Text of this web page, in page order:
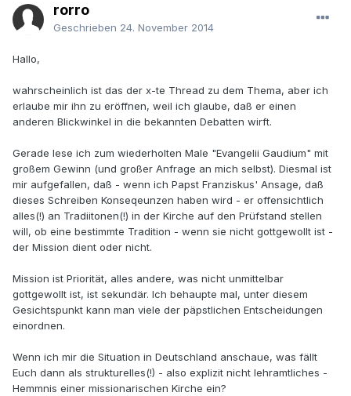
rorro
Geschrieben 24. November 2014
Hallo,
wahrscheinlich ist das der x-te Thread zu dem Thema, aber ich
erlaube mir ihn zu eröffnen, weil ich glaube, daß er einen
anderen Blickwinkel in die bekannten Debatten wirft.
Gerade lese ich zum wiederholten Male "Evangelii Gaudium" mit
großem Gewinn (und großer Anfrage an mich selbst). Diesmal ist
mir aufgefallen, daß - wenn ich Papst Franziskus' Ansage, daß
dieses Schreiben Konseqeunzen haben wird - er offensichtlich
alles(!) an Tradiitonen(!) in der Kirche auf den Prüfstand stellen
will, ob eine bestimmte Tradition - wenn sie nicht gottgewollt ist -
der Mission dient oder nicht.
Mission ist Priorität, alles andere, was nicht unmittelbar
gottgewollt ist, ist sekundär. Ich behaupte mal, unter diesem
Gesichtspunkt kann man viele der päpstlichen Entscheidungen
einordnen.
Wenn ich mir die Situation in Deutschland anschaue, was fällt
Euch dann als strukturelles(!) - also explizit nicht lehramtliches -
Hemmnis einer missionarischen Kirche ein?